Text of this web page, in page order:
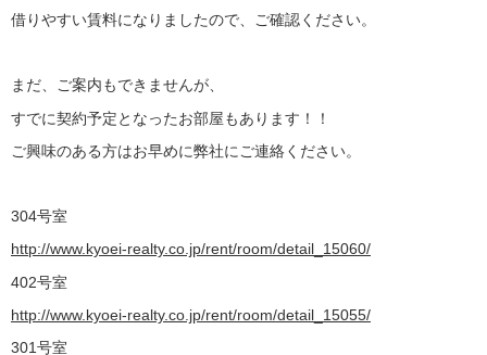
借りやすい賃料になりましたので、ご確認ください。
まだ、ご案内もできませんが、
すでに契約予定となったお部屋もあります！！
ご興味のある方はお早めに弊社にご連絡ください。
304号室
http://www.kyoei-realty.co.jp/rent/room/detail_15060/
402号室
http://www.kyoei-realty.co.jp/rent/room/detail_15055/
301号室